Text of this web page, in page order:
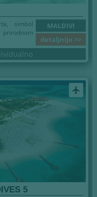
MALDIVI
detaljnije >>
simbol
airplanemode_active
5